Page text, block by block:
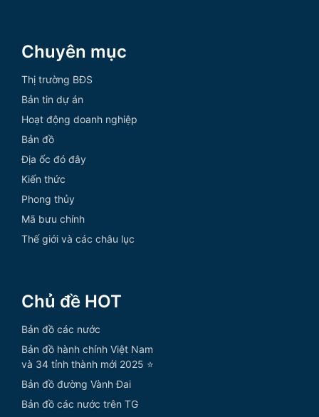
Chuyên mục
Thị trường BĐS
Bản tin dự án
Hoạt động doanh nghiệp
Bản đồ
Địa ốc đó đây
Kiến thức
Phong thủy
Mã bưu chính
Thế giới và các châu lục
Chủ đề HOT
Bản đồ các nước
Bản đồ hành chính Việt Nam
và 34 tỉnh thành mới 2025 ⭐
Bản đồ đường Vành Đai
Bản đồ các nước trên TG